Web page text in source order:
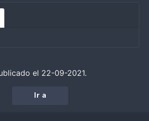
el 22-09-2021.
Ir a